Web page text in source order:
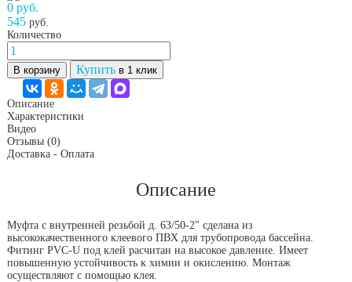
0 руб.
545 руб.
Количество
В корзину Купить в 1 клик
Описание
Характеристики
Видео
Отзывы (0)
Доставка - Оплата
Описание
Муфта с внутренней резьбой д. 63/50-2" сделана из
высококачественного клеевого ПВХ для трубопровода бассейна.
Фитинг PVC-U под клей расчитан на высокое давление. Имеет
повышенную устойчивость к химии и окислению. Монтаж
осуществляют с помощью клея.